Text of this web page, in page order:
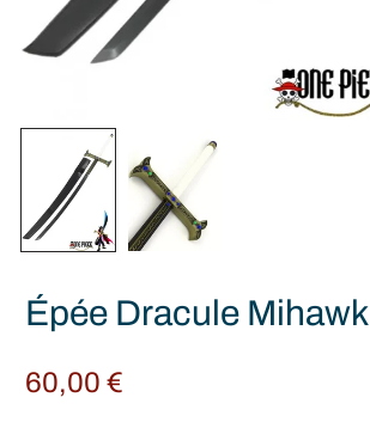
Épée Dracule Mihawk
60,00€